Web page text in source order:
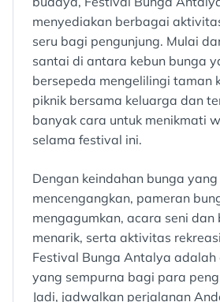
menyediakan berbagai
seru bagi pengunjung. Mulai
santai di antara kebun bunga
bersepeda mengelilingi taman
piknik bersama keluarga dan
banyak cara untuk menikmati
selama festival ini.
Dengan keindahan bunga yang
mencengangkan, pameran
mengagumkan, acara seni
menarik, serta aktivitas
Festival Bunga Antalya
yang sempurna bagi para
Jadi, jadwalkan perjalanan